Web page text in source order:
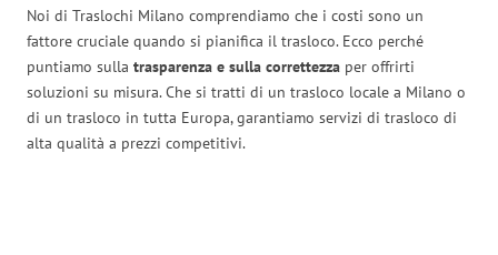
Noi di Traslochi Milano comprendiamo che i costi sono un
fattore cruciale quando si pianifica il trasloco. Ecco perché
puntiamo sulla trasparenza e sulla correttezza per offrirti
soluzioni su misura. Che si tratti di un trasloco locale a Milano o
di un trasloco in tutta Europa, garantiamo servizi di trasloco di
alta qualità a prezzi competitivi.